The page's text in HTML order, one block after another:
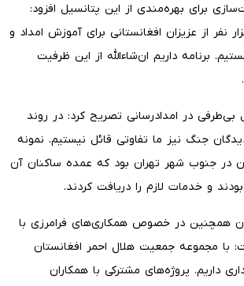
برای بهره‌مندی از این پتانسیل افزود:
نفر از عزیزان افغانستانی برای آموزش امداد و
برنامه داریم ان‌شاءالله از این ظرفیت
بی‌طرفی در امدادرسانی تصریح کرد: در روند
جنگ نیز ما تفاوتی قائل نیستیم. نمونه
آن منطقه ۱۳ آبان در جنوب شهر تهران بود که عمده ساکنان آن
بودند و خدمات لازم را دریافت کردند.
همچنین در خصوص همکاری‌های فرامرزی با
با مجموعه جمعیت هلال احمر افغانستان
داریم. پروژه‌های مشترکی با همکاران